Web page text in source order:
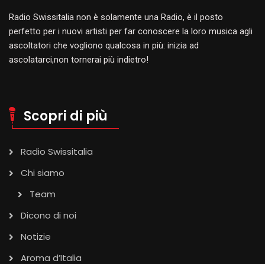
Radio Swissitalia non è solamente una Radio, è il posto
perfetto per i nuovi artisti per far conoscere la loro musica agli
ascoltatori che vogliono qualcosa in più: inizia ad
ascolatarci,non tornerai più indietro!
Scopri di più
Radio Swissitalia
Chi siamo
Team
Dicono di noi
Notizie
Aroma d’Italia